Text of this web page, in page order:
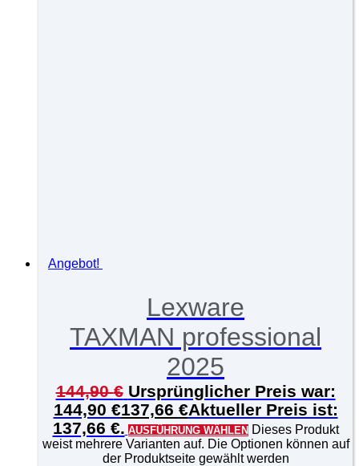
Angebot!
Lexware
TAXMAN professional
2025
144,90€ Ursprünglicher Preis war:
144,90 €137,66 €Aktueller Preis ist:
137,66 €. AUSFÜHRUNG WÄHLEN Dieses Produkt
weist mehrere Varianten auf. Die Optionen können auf
der Produktseite gewählt werden